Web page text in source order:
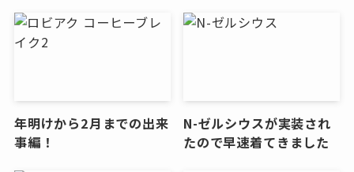
年明けから2月までの出来
事編！
N-ゼルシウスが実装され
たので早速着てきました